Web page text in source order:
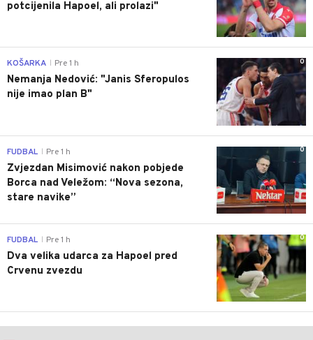
potcijenila Hapoel, ali prolazi"
0
KOŠARKA Pre 1 h
Nemanja Nedović: "Janis Sferopulos
nije imao plan B"
0
FUDBAL Pre 1 h
Zvjezdan Misimović nakon pobjede
Borca nad Veležom: “Nova sezona,
stare navike”
0
FUDBAL Pre 1 h
Dva velika udarca za Hapoel pred
Crvenu zvezdu